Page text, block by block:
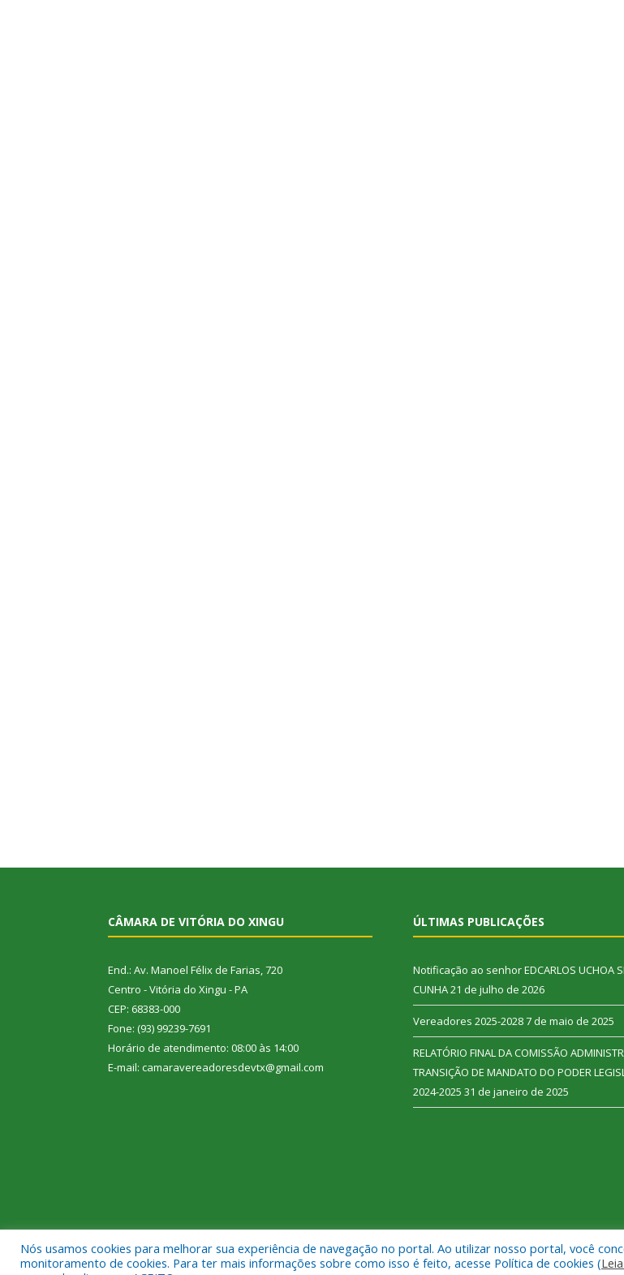
CÂMARA DE VITÓRIA DO XINGU
End.: Av. Manoel Félix de Farias, 720
Centro - Vitória do Xingu - PA
CEP: 68383-000
Fone: (93) 99239-7691
Horário de atendimento: 08:00 às 14:00
E-mail: camaravereadoresdevtx@gmail.com
ÚLTIMAS PUBLICAÇÕES
Notificação ao senhor EDCARLOS UCHOA
CUNHA21 de julho de 2026
Vereadores 2025-20287 de maio de 2025
RELATÓRIO FINAL DA COMISSÃO
TRANSIÇÃO DE MANDATO DO PODER
2024-2025 31 de janeiro de 2025
Todos os direitos reservados a Câmara Municipal de Vitória do Xingu.
Nós usamos cookies para melhorar sua experiência de navegação no portal. Ao utilizar nosso portal, você
monitoramento de cookies. Para ter mais informações sobre como isso é feito, acesse Política de cookies (